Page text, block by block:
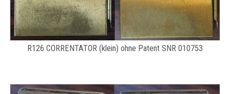
R126 CORRENTATOR (klein) ohne Patent SNR 010753